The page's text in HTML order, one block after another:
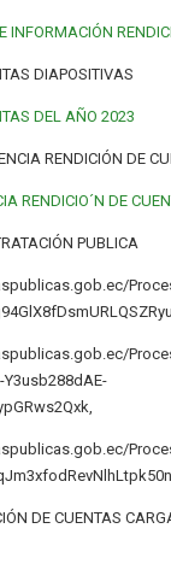
INFORMACIÓN
DIAPOSITIVAS
DEL AÑO 2023
RENDICIÓN DE
RENDICIO´N DE
PUBLICA
DE CUENTAS